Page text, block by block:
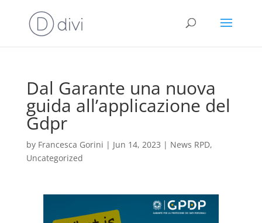
Dal Garante una nuova
guida all’applicazione del
Gdpr
by Francesca Gorini | Jun 14, 2023 | News RPD,
Uncategorized